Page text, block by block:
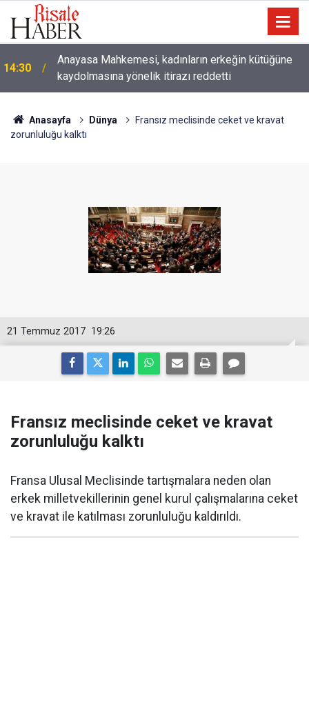
14:00
Çatıda yağmur suyu hasadı: Sıcaklarda klima
kullanımını azaltabilir
Anasayfa Dünya
Fransız meclisinde ceket ve kravat
zorunluluğu kalktı
19:26
21 Temmuz 2017
Fransız meclisinde ceket ve kravat
zorunluluğu kalktı
Fransa Ulusal Meclisinde tartışmalara neden olan
erkek milletvekillerinin genel kurul çalışmalarına ceket
ve kravat ile katılması zorunluluğu kaldırıldı.